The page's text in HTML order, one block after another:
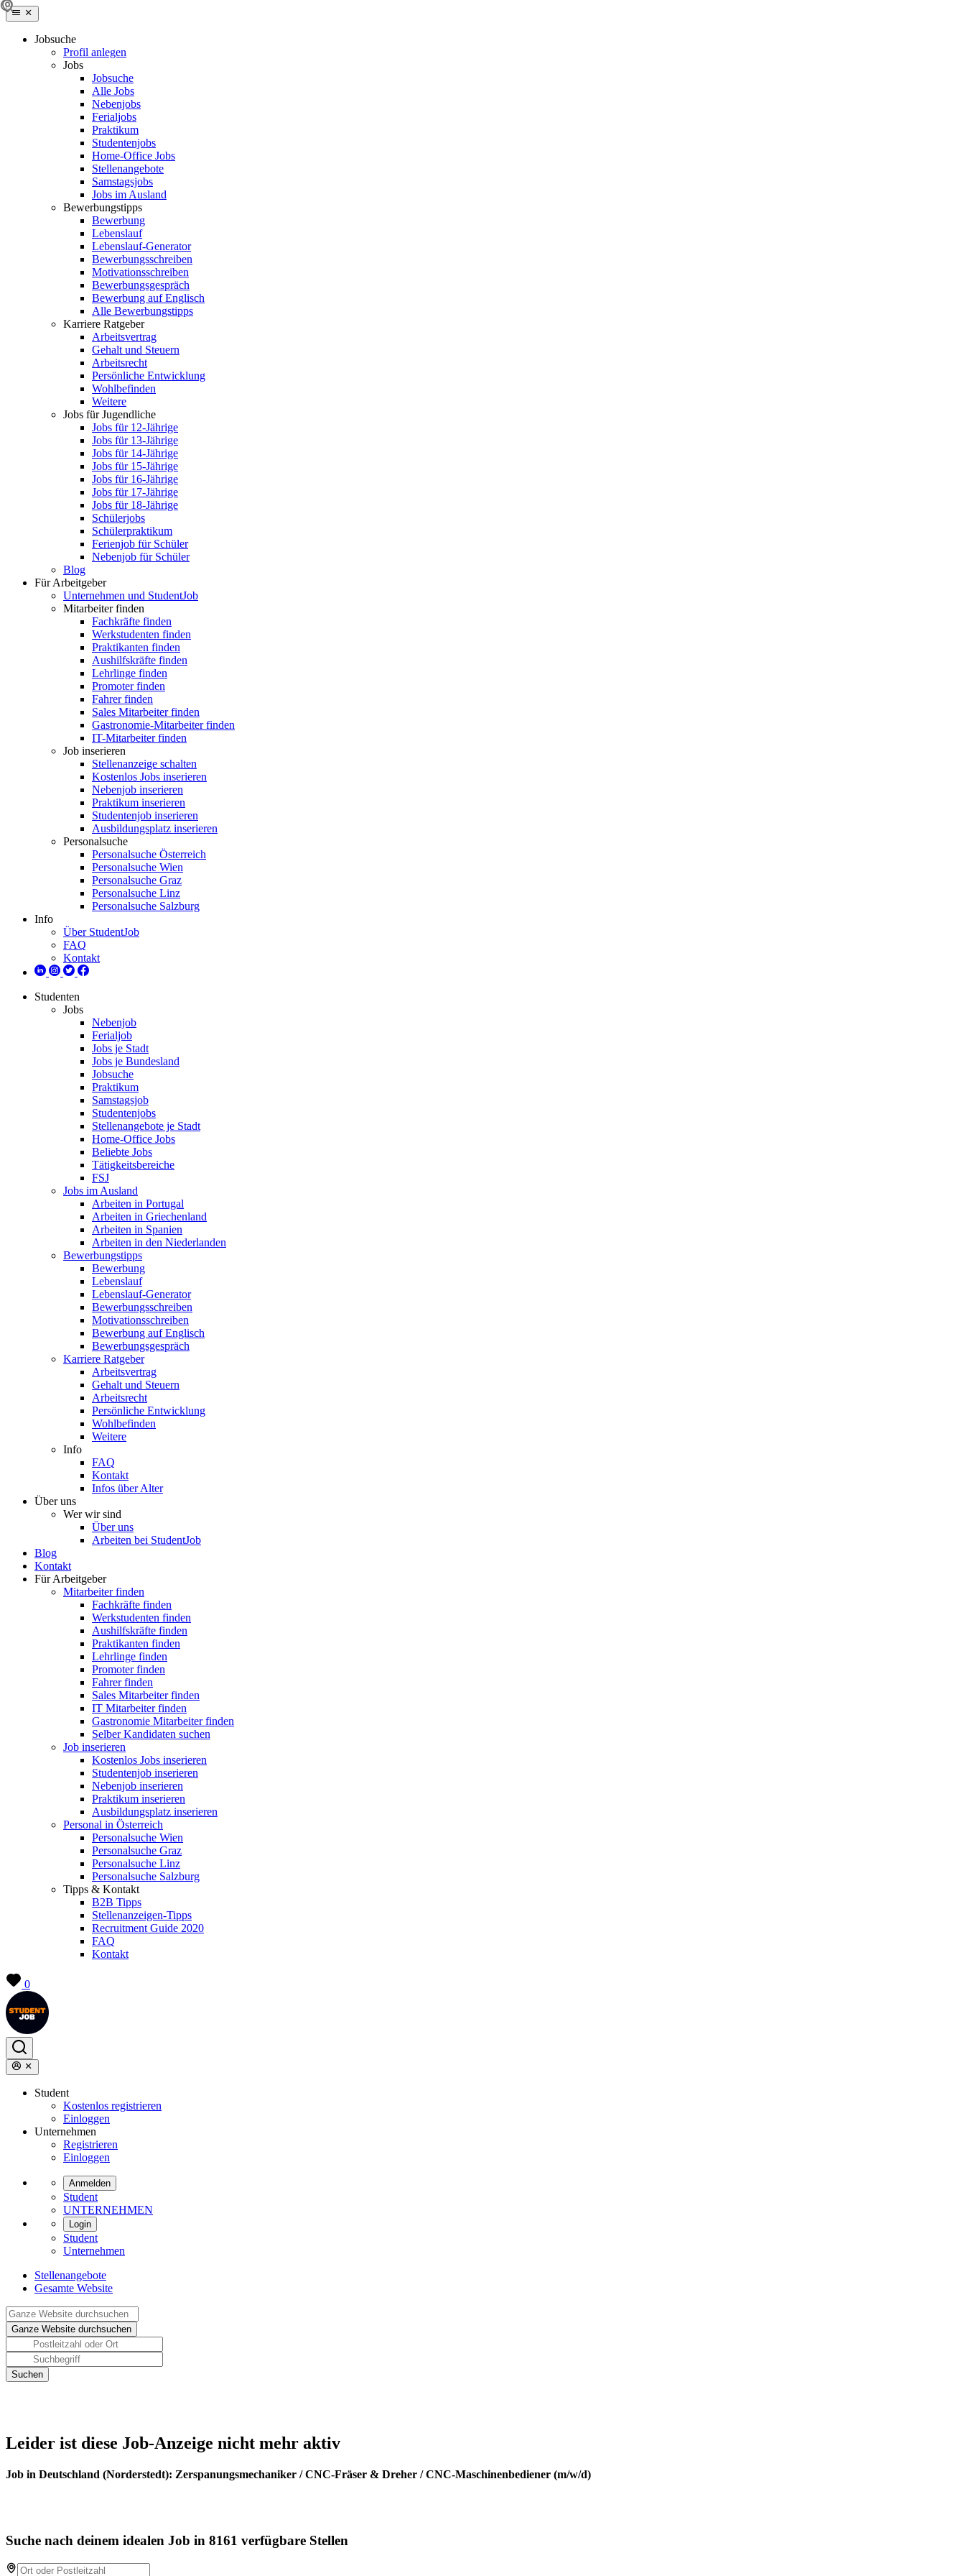
Jobsuche
Profil anlegen
Jobs
Jobsuche
Alle Jobs
Nebenjobs
Ferialjobs
Praktikum
Studentenjobs
Home-Office Jobs
Stellenangebote
Samstagsjobs
Jobs im Ausland
Bewerbungstipps
Bewerbung
Lebenslauf
Lebenslauf-Generator
Bewerbungsschreiben
Motivationsschreiben
Bewerbungsgespräch
Bewerbung auf Englisch
Alle Bewerbungstipps
Karriere Ratgeber
Arbeitsvertrag
Gehalt und Steuern
Arbeitsrecht
Persönliche Entwicklung
Wohlbefinden
Weitere
Jobs für Jugendliche
Jobs für 12-Jährige
Jobs für 13-Jährige
Jobs für 14-Jährige
Jobs für 15-Jährige
Jobs für 16-Jährige
Jobs für 17-Jährige
Jobs für 18-Jährige
Schülerjobs
Schülerpraktikum
Ferienjob für Schüler
Nebenjob für Schüler
Blog
Für Arbeitgeber
Unternehmen und StudentJob
Mitarbeiter finden
Fachkräfte finden
Werkstudenten finden
Praktikanten finden
Aushilfskräfte finden
Lehrlinge finden
Promoter finden
Fahrer finden
Sales Mitarbeiter finden
Gastronomie-Mitarbeiter finden
IT-Mitarbeiter finden
Job inserieren
Stellenanzeige schalten
Kostenlos Jobs inserieren
Nebenjob inserieren
Praktikum inserieren
Studentenjob inserieren
Ausbildungsplatz inserieren
Personalsuche
Personalsuche Österreich
Personalsuche Wien
Personalsuche Graz
Personalsuche Linz
Personalsuche Salzburg
Info
Über StudentJob
FAQ
Kontakt
Studenten
Jobs
Nebenjob
Ferialjob
Jobs je Stadt
Jobs je Bundesland
Jobsuche
Praktikum
Samstagsjob
Studentenjobs
Stellenangebote je Stadt
Home-Office Jobs
Beliebte Jobs
Tätigkeitsbereiche
FSJ
Jobs im Ausland
Arbeiten in Portugal
Arbeiten in Griechenland
Arbeiten in Spanien
Arbeiten in den Niederlanden
Bewerbungstipps
Bewerbung
Lebenslauf
Lebenslauf-Generator
Bewerbungsschreiben
Motivationsschreiben
Bewerbung auf Englisch
Bewerbungsgespräch
Karriere Ratgeber
Arbeitsvertrag
Gehalt und Steuern
Arbeitsrecht
Persönliche Entwicklung
Wohlbefinden
Weitere
Info
FAQ
Kontakt
Infos über Alter
Über uns
Wer wir sind
Über uns
Arbeiten bei StudentJob
Blog
Kontakt
Für Arbeitgeber
Mitarbeiter finden
Fachkräfte finden
Werkstudenten finden
Aushilfskräfte finden
Praktikanten finden
Lehrlinge finden
Promoter finden
Fahrer finden
Sales Mitarbeiter finden
IT Mitarbeiter finden
Gastronomie Mitarbeiter finden
Selber Kandidaten suchen
Job inserieren
Kostenlos Jobs inserieren
Studentenjob inserieren
Nebenjob inserieren
Praktikum inserieren
Ausbildungsplatz inserieren
Personal in Österreich
Personalsuche Wien
Personalsuche Graz
Personalsuche Linz
Personalsuche Salzburg
Tipps & Kontakt
B2B Tipps
Stellenanzeigen-Tipps
Recruitment Guide 2020
FAQ
Kontakt
0
Student
Kostenlos registrieren
Einloggen
Unternehmen
Registrieren
Einloggen
Anmelden
Student
UNTERNEHMEN
Login
Student
Unternehmen
Stellenangebote
Gesamte Website
Leider ist diese Job-Anzeige nicht mehr aktiv
Job in Deutschland (Norderstedt): Zerspanungsmechaniker / CNC-Fräser & Dreher / CNC-Maschinenbediener (m/w/d)
Suche nach deinem idealen Job in 8161 verfügbare Stellen